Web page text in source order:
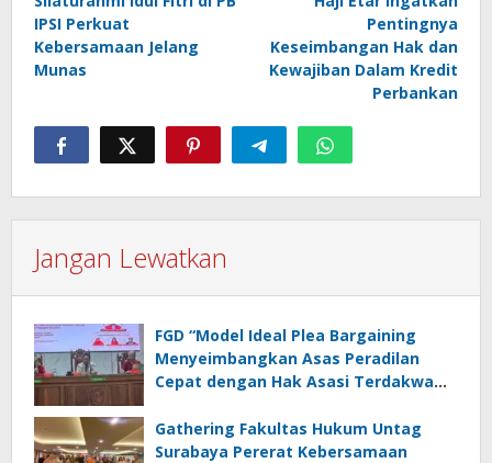
pos
IPSI Perkuat
Kebersamaan Jelang
Munas
Pentingnya
Keseimbangan Hak dan
Kewajiban Dalam Kredit
Perbankan
Jangan Lewatkan
FGD “Model Ideal Plea Bargaining
Menyeimbangkan Asas Peradilan
Cepat dengan Hak Asasi Terdakwa
Gathering Fakultas Hukum Untag
Surabaya Pererat Kebersamaan